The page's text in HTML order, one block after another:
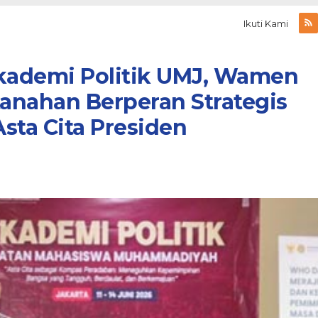
Ikuti Kami
Politik UMJ, Wamen
Berperan Strategis
Cita Presiden